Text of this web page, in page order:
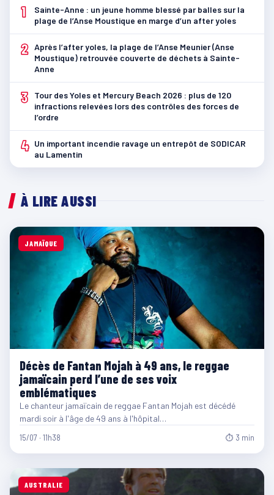
1
Sainte-Anne : un jeune homme blessé par balles sur la
plage de l’Anse Moustique en marge d’un after yoles
2 Après l’after yoles, la plage de l’Anse Meunier (Anse
Moustique) retrouvée couverte de déchets à Sainte-
Anne
3
Tour des Yoles et Mercury Beach 2026 : plus de 120
infractions relevées lors des contrôles des forces de
l’ordre
4 Un important incendie ravage un entrepôt de SODICAR
au Lamentin
À LIRE AUSSI
JAMAÏQUE
Décès de Fantan Mojah à 49 ans, le reggae
jamaïcain perd l’une de ses voix
emblématiques
Le chanteur jamaïcain de reggae Fantan Mojah est décédé
mardi soir à l'âge de 49 ans à l'hôpital…
15/07 · 11h38 ⏱ 3 min
AUSTRALIE